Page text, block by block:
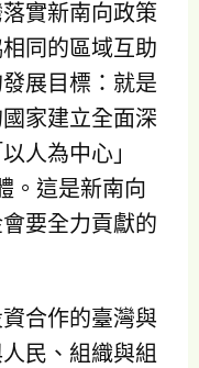
實新南向政策
同的區域互助
展目標：就是
家建立全面深
人為中心」
。這是新南向
要全力貢獻的
合作的臺灣與
民、組織與組